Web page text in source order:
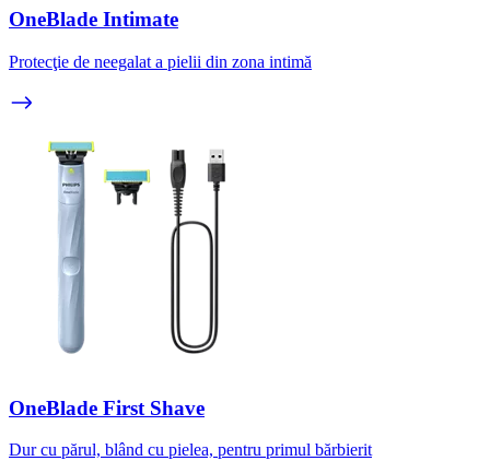
OneBlade Intimate
Protecţie de neegalat a pielii din zona intimă
OneBlade First Shave
Dur cu părul, blând cu pielea, pentru primul bărbierit